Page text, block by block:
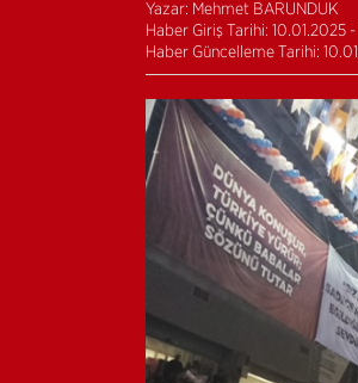
Yazar: Mehmet BARUNDUK
Haber Giriş Tarihi: 10.01.2025 -
Haber Güncelleme Tarihi: